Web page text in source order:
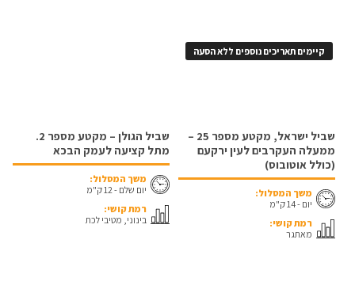
קיימים תאריכים נוספים ללא הסעה
שביל ישראל, מקטע מספר 25 –
ממעלה העקרבים לעין ירקעם
(כולל אוטובוס)
משך המסלול:
יום - 14 ק"מ
רמת קושי:
מאתגר
שביל הגולן – מקטע מספר 2.
מתל קציעה לעמק הבכא
משך המסלול:
יום שלם - 12 ק"מ
רמת קושי:
בינוני, מטיבי לכת